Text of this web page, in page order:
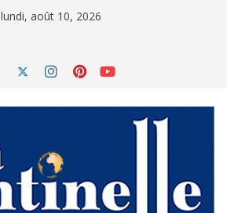
lundi, août 10, 2026